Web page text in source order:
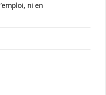
ni en